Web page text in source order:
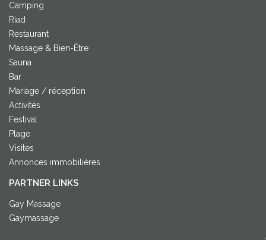
Camping
Riad
Restaurant
Massage & Bien-Être
Sauna
Bar
Mariage / réception
Activités
Festival
Plage
Visites
Annonces immobilières
PARTNER LINKS
Gay Massage
Gaymassage